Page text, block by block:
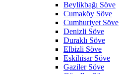
Beylikbağı Söve
Cumaköy Söve
Cumhuriyet Söve
Denizli Söve
Duraklı Söve
Elbizli Söve
Eskihisar Söve
Gaziler Söve